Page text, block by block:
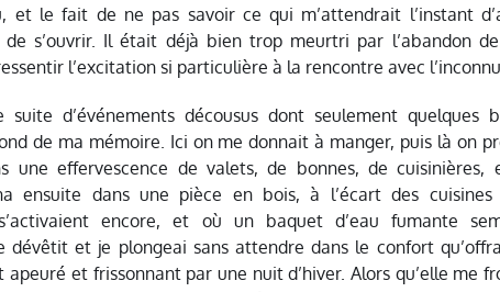
et le fait de ne pas savoir ce qui m’attendrait l’instant
s’ouvrir. Il était déjà bien trop meurtri par l’abandon
l’excitation si particulière à la rencontre avec l’inconnu.
d’événements décousus dont seulement quelques
de ma mémoire. Ici on me donnait à manger, puis là on
une effervescence de valets, de bonnes, de cuisinières,
ensuite dans une pièce en bois, à l’écart des cuisines
encore, et où un baquet d’eau fumante
dévêtit et je plongeai sans attendre dans le confort
et frissonnant par une nuit d’hiver. Alors qu’elle me